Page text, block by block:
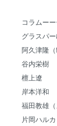
コラムー
グラスパ
阿久津隆（
谷内栄樹
檀上遼
岸本洋和
福田教雄
片岡ハル